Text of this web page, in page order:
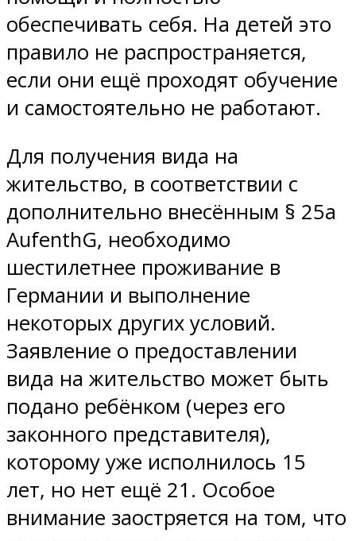
обеспечивать себя. На детей это
правило не распространяется,
если они ещё проходят обучение
и самостоятельно не работают.
Для получения вида на
жительство, в соответствии с
дополнительно внесённым § 25a
AufenthG, необходимо
шестилетнее проживание в
Германии и выполнение
некоторых других условий.
Заявление о предоставлении
вида на жительство может быть
подано ребёнком (через его
законного представителя),
которому уже исполнилось 15
лет, но нет ещё 21. Особое
внимание заостряется на том, что